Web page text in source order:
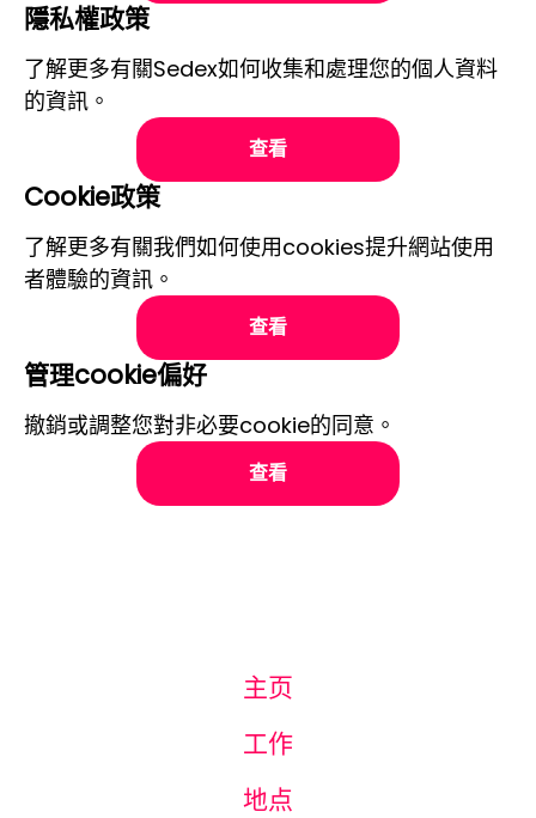
隱私權政策
了解更多有關Sedex如何收集和處理您的個人資料
的資訊。
查看
Cookie政策
了解更多有關我們如何使用cookies提升網站使用
者體驗的資訊。
查看
管理cookie偏好
撤銷或調整您對非必要cookie的同意。
查看
主页
工作
地点